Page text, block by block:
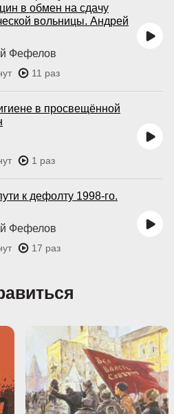
в обмен на сдачу
вольницы. Андрей
Фефелов
11 раз
в просвещённой
1 раз
к дефолту 1998-го.
Фефелов
17 раз